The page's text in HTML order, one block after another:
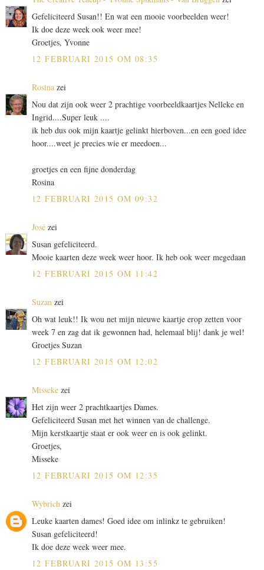
Gefeliciteerd Susan!! En wat een mooie voorbeelden weer!
Ik doe deze week ook weer mee!
Groetjes, Yvonne
12 FEBRUARI 2015 OM 08:35
Rosinazei
Nou dat zijn ook weer 2 prachtige voorbeeldkaartjes Nelleke en
Ingrid....Super leuk ....
ik heb dus ook mijn kaartje gelinkt hierboven...en een goed idee
hoor....weet je precies wie er meedoen...
groetjes en een fijne donderdag
Rosina
12 FEBRUARI 2015 OM 09:32
Josézei
Susan gefeliciteerd.
Mooie kaarten deze week weer hoor. Ik heb ook weer megedaan
12 FEBRUARI 2015 OM 11:42
Suzanzei
Oh wat leuk!! Ik wou net mijn nieuwe kaartje erop zetten voor
week 7 en zag dat ik gewonnen had, helemaal blij! dank je wel!
Groetjes Suzan
12 FEBRUARI 2015 OM 12:02
Missekezei
Het zijn weer 2 prachtkaartjes Dames.
Gefeliciteerd Susan met het winnen van de challenge.
Mijn kerstkaartje staat er ook weer en is ook gelinkt.
Groetjes,
Misseke
12 FEBRUARI 2015 OM 12:35
Wybrichzei
Leuke kaarten dames! Goed idee om inlinkz te gebruiken!
Susan gefeliciteerd!
Ik doe deze week weer mee.
12 FEBRUARI 2015 OM 13:55